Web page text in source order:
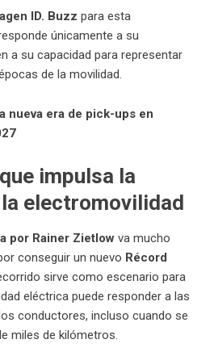
ID. Buzz para esta
únicamente a su
a su capacidad para representar
de la movilidad.
nueva era de pick-ups en
impulsa la
electromovilidad
por Rainer Zietlow va mucho
conseguir un nuevo Récord
sirve como escenario para
eléctrica puede responder a las
conductores, incluso cuando se
miles de kilómetros.